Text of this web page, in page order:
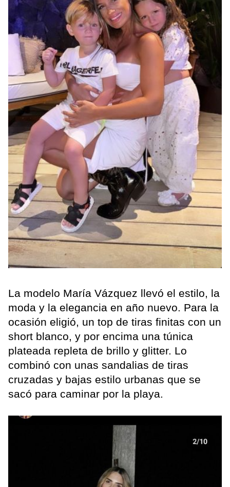
La modelo María Vázquez llevó el estilo, la
moda y la elegancia en año nuevo. Para la
ocasión eligió, un top de tiras finitas con un
short blanco, y por encima una túnica
plateada repleta de brillo y glitter. Lo
combinó con unas sandalias de tiras
cruzadas y bajas estilo urbanas que se
sacó para caminar por la playa.